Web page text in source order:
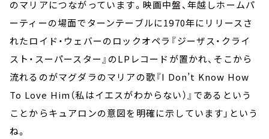
のマリアにつながっています。映画中盤、年越しホームパ
ーティーの場面でターンテーブルに1970年にリリースさ
れたロイド・ウェバーのロックオペラ『ジーザス・クライ
スト・スーパースター』のLPレコードが置かれ、そこから
流れるのがマグダラのマリアの歌『I Don’t Know How
To Love Him（私はイエスがわからない）』であるという
ことからキュアロンの意図を明確に示しています」という
ね。